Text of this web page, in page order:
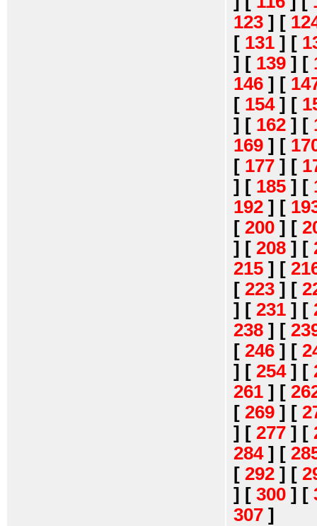
123 ] [
[ 131 ] [
] [ 139 ] [
146 ] [
[ 154] [
] [ 162 ] [
169 ] [
[ 177 ] [
] [ 185 ] [
192 ] [
[ 200 ] [
] [ 208 ] [
215 ] [
[ 223 ] [
] [ 231 ] [
238 ] [
[ 246 ] [
] [ 254] [
261 ] [
[ 269 ] [
] [ 277 ] [
284] [
[ 292 ] [
] [ 300 ] [
307 ]